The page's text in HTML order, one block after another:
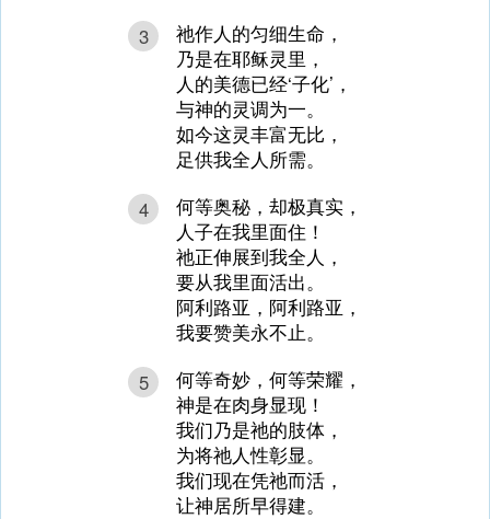
3
祂作人的匀细生命，
乃是在耶稣灵里，
人的美德已经‘子化’，
与神的灵调为一。
如今这灵丰富无比，
足供我全人所需。
4
何等奥秘，却极真实，
人子在我里面住！
祂正伸展到我全人，
要从我里面活出。
阿利路亚，阿利路亚，
我要赞美永不止。
5
何等奇妙，何等荣耀，
神是在肉身显现！
我们乃是祂的肢体，
为将祂人性彰显。
我们现在凭祂而活，
让神居所早得建。